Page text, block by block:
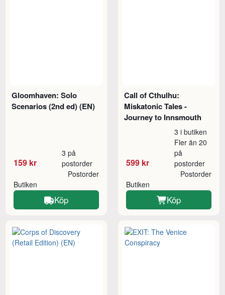
Gloomhaven: Solo
Scenarios (2nd ed) (EN)
159 kr
3 på
postorder
Butiken
Postorder
Köp
Call of Cthulhu:
Miskatonic Tales -
Journey to Innsmouth
599 kr
3 i butiken
Fler än 20
på
postorder
Butiken
Postorder
Köp